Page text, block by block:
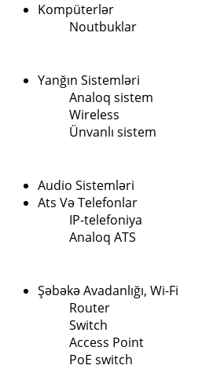
Kompüterlər
Noutbuklar
Yanğın Sistemləri
Analoq sistem
Wireless
Ünvanlı sistem
Audio Sistemləri
Ats Və Telefonlar
IP-telefoniya
Analoq ATS
Şəbəkə Avadanlığı, Wi-Fi
Router
Switch
Access Point
PoE switch